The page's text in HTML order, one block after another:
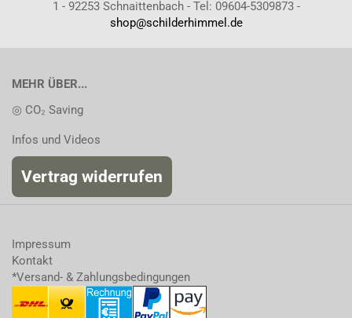
1 - 92253 Schnaittenbach - Tel: 09604-5309873 -
shop@schilderhimmel.de
MEHR ÜBER...
◎ CO₂ Saving
Infos und Videos
Vertrag widerrufen
Impressum
Kontakt
*Versand- & Zahlungsbedingungen